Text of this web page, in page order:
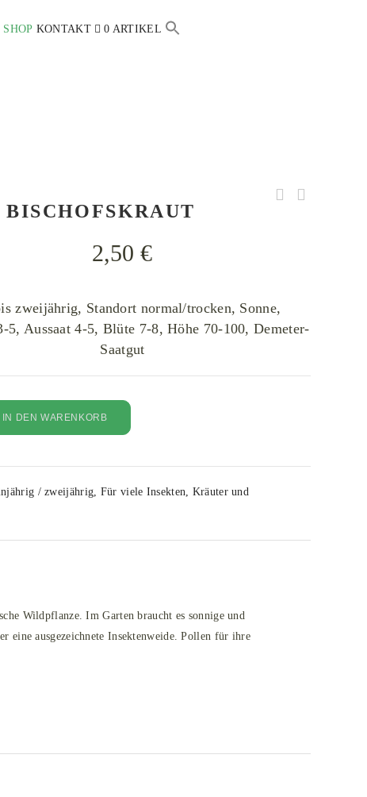
SHOP KONTAKT 0 ARTIKEL
BISCHOFSKRAUT
2,50€
zweijährig, Standort normal/trocken, Sonne,
5, Aussaat 4-5, Blüte 7-8, Höhe 70-100, Demeter-
Saatgut
IN DEN WARENKORB
/ zweijährig Für viele Insekten
Kräuter und
Wildpflanze. Im Garten braucht es sonnige und
eine ausgezeichnete Insektenweide. Pollen für ihre